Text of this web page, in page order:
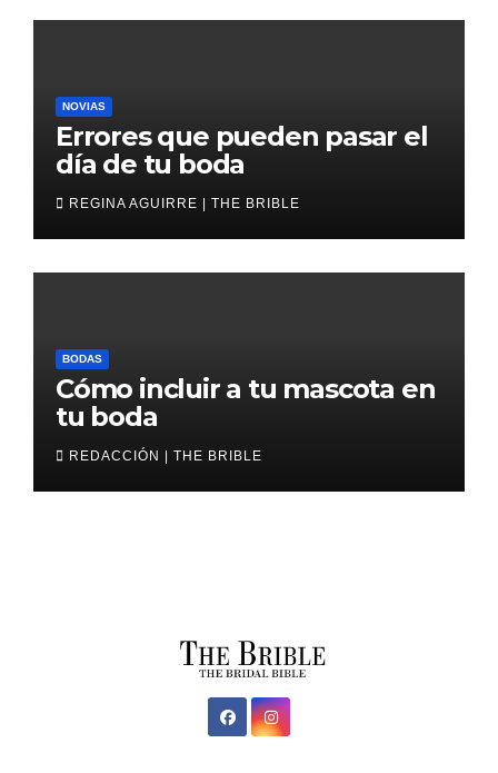
NOVIAS
Errores que pueden pasar el
día de tu boda
REGINA AGUIRRE | THE BRIBLE
BODAS
Cómo incluir a tu mascota en
tu boda
REDACCIÓN | THE BRIBLE